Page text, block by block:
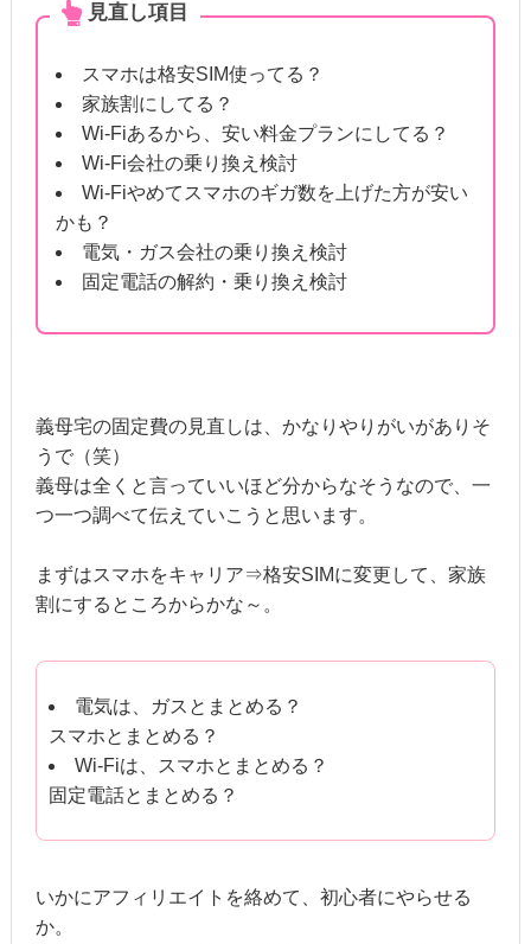
見直し項目
スマホは格安SIM使ってる？
家族割にしてる？
Wi-Fiあるから、安い料金プランにしてる？
Wi-Fi会社の乗り換え検討
Wi-Fiやめてスマホのギガ数を上げた方が安い
かも？
電気・ガス会社の乗り換え検討
固定電話の解約・乗り換え検討
義母宅の固定費の見直しは、かなりやりがいがありそ
うで（笑）
義母は全くと言っていいほど分からなそうなので、一
つ一つ調べて伝えていこうと思います。
まずはスマホをキャリア⇒格安SIMに変更して、家族
割にするところからかな～。
電気は、ガスとまとめる？
スマホとまとめる？
Wi-Fiは、スマホとまとめる？
固定電話とまとめる？
いかにアフィリエイトを絡めて、初心者にやらせる
か。